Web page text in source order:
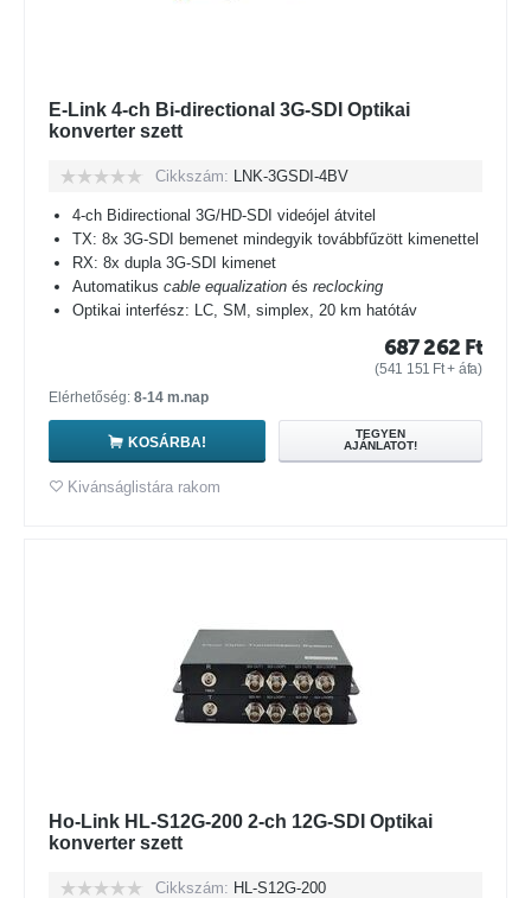
E-Link 4-ch Bi-directional 3G-SDI Optikai
konverter szett
Cikkszám: LNK-3GSDI-4BV
4-ch Bidirectional 3G/HD-SDI videójel átvitel
TX: 8x 3G-SDI bemenet mindegyik továbbfűzött kimenettel
RX: 8x dupla 3G-SDI kimenet
Automatikus cable equalization és reclocking
Optikai interfész: LC, SM, simplex, 20 km hatótáv
687 262 Ft
(541 151 Ft+ áfa)
Elérhetőség: 8-14 m.nap
KOSÁRBA!
TEGYEN
AJÁNLATOT!
Kivánságlistára rakom
Ho-Link HL-S12G-200 2-ch 12G-SDI Optikai
konverter szett
Cikkszám: HL-S12G-200